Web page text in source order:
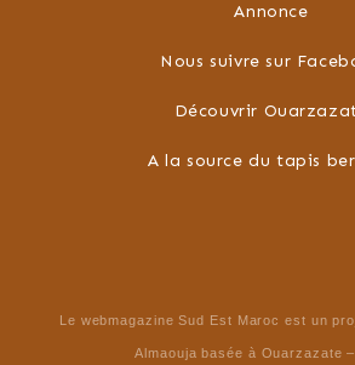
Annonce
Nous suivre sur
Découvrir
A la source du tapis
Le webmagazine Sud Est Maroc est un
Almaouja basée à Ouarzazate –